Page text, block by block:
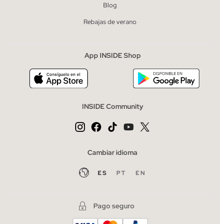
Blog
Rebajas de verano
App INSIDE Shop
INSIDE Community
Cambiar idioma
ES PT EN
Pago seguro